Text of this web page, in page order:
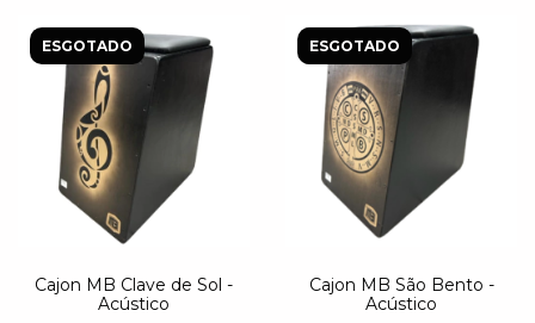
ESGOTADO
Cajon MB Clave de Sol -
Acústico
ESGOTADO
Cajon MB São Bento -
Acústico